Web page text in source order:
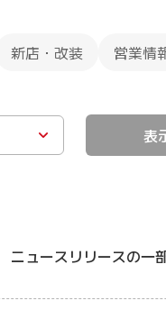
新店・改装 営業情
表
ニュースリリースの一